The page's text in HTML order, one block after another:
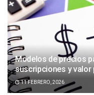
Modelos de precios
suscripciones y valor
11 FEBRERO, 2026